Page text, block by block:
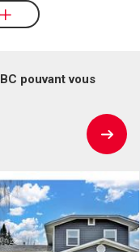
pouvant vous